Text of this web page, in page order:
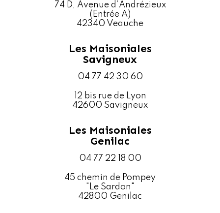
74 D, Avenue d’Andrézieux
(Entrée A)
42340 Veauche
Les Maisoniales
Savigneux
04 77 42 30 60
12 bis rue de Lyon
42600 Savigneux
Les Maisoniales
Genilac
04 77 22 18 00
45 chemin de Pompey
"Le Sardon"
42800 Genilac